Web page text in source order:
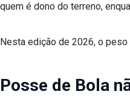
quem é dono do terreno,
Nesta edição de 2026, o
Posse de Bola